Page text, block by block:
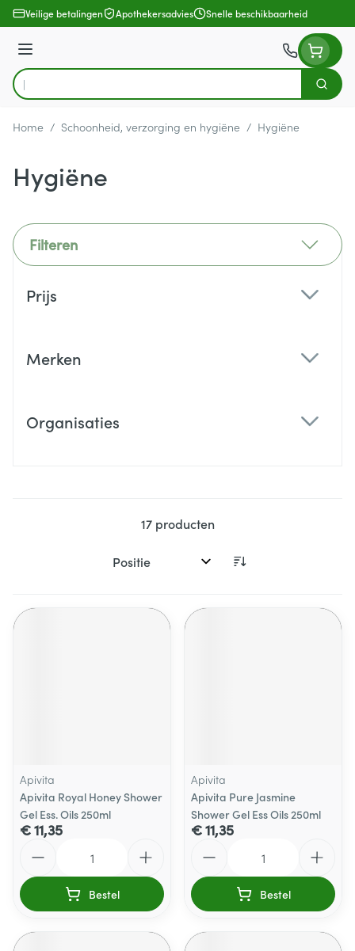
Ga naar de inhoud
Veilige betalingen Apothekersadvies Snelle beschikbaarheid
Menu
Product, merk, categorie...
Zoek
Home / Schoonheid, verzorging en hygiëne / Hygiëne
Hygiëne
Filteren
Prijs
Merken
Organisaties
17producten
Sorteer op:
Apivita
Apivita Royal Honey Shower
Gel Ess. Oils 250ml
€ 11,35
Bestel
Apivita
Apivita Pure Jasmine
Shower Gel Ess Oils 250ml
€ 11,35
Bestel